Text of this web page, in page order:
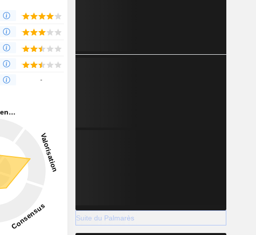
-
Suite du Palmarès